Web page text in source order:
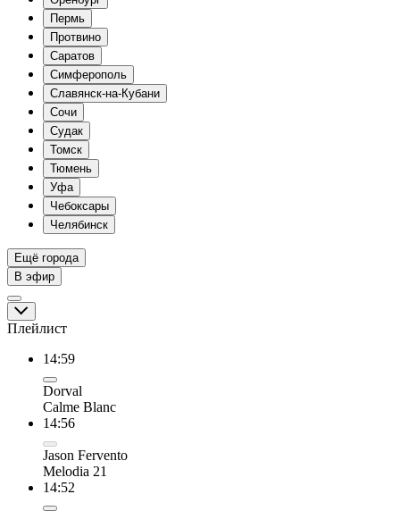
Пермь
Протвино
Саратов
Симферополь
Славянск-на-Кубани
Сочи
Судак
Томск
Тюмень
Уфа
Чебоксары
Челябинск
Ещё города
В эфир
Плейлист
14:59
Dorval
Calme Blanc
14:56
Jason Fervento
Melodia 21
14:52